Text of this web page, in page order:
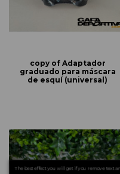
copy of Adaptador
graduado para máscara
de esquí (universal)
The best effect you will get if you remove text